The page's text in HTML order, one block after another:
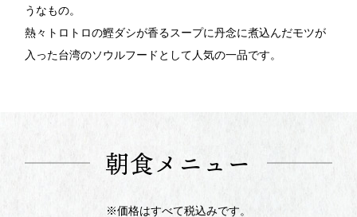
うなもの。
熱々トロトロの鰹ダシが香るスープに丹念に煮込んだモツが
入った台湾のソウルフードとして人気の一品です。
朝食メニュー
※価格はすべて税込みです。